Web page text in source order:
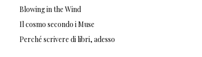
Blowing in the Wind
Il cosmo secondo i Muse
Perché scrivere di libri, adesso